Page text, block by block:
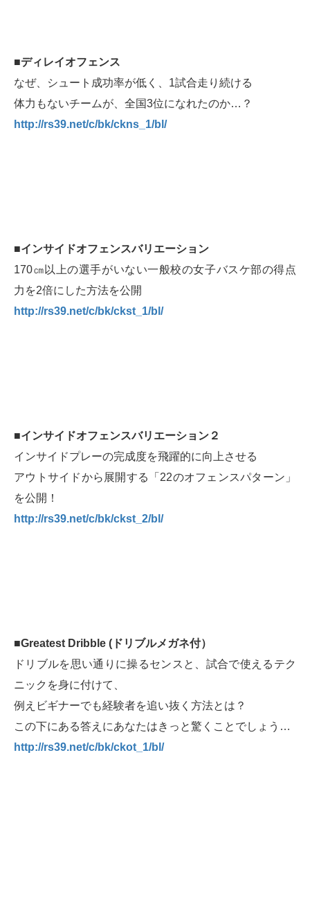
■ディレイオフェンス
なぜ、シュート成功率が低く、1試合走り続ける
体力もないチームが、全国3位になれたのか…？
http://rs39.net/c/bk/ckns_1/bl/
■インサイドオフェンスバリエーション
170㎝以上の選手がいない一般校の女子バスケ部の得点
力を2倍にした方法を公開
http://rs39.net/c/bk/ckst_1/bl/
■インサイドオフェンスバリエーション２
インサイドプレーの完成度を飛躍的に向上させる
アウトサイドから展開する「22のオフェンスパターン」
を公開！
http://rs39.net/c/bk/ckst_2/bl/
■Greatest Dribble (ドリブルメガネ付）
ドリブルを思い通りに操るセンスと、試合で使えるテク
ニックを身に付けて、
例えビギナーでも経験者を追い抜く方法とは？
この下にある答えにあなたはきっと驚くことでしょう…
http://rs39.net/c/bk/ckot_1/bl/